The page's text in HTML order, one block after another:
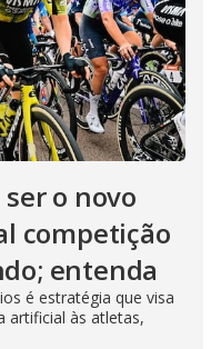
o novo
competição
entenda
é estratégia que visa
artificial às atletas,